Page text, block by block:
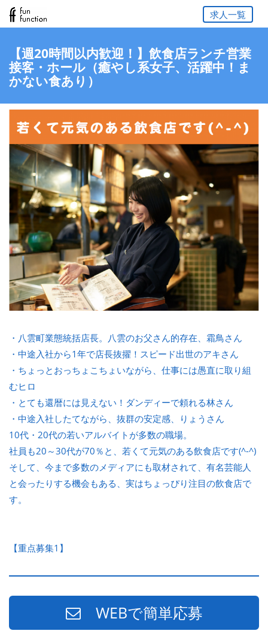
求人一覧
【週20時間以内歓迎！】飲食店ランチ営業
接客・ホール（癒やし系女子、活躍中！ま
かない食あり）
・八雲町業態統括店長。八雲のお父さん的存在、霜鳥さん
・中途入社から1年で店長抜擢！スピード出世のアキさん
・ちょっとおっちょこちょいながら、仕事には愚直に取り組
むヒロ
・とても還暦には見えない！ダンディーで頼れる林さん
・中途入社したてながら、抜群の安定感、りょうさん
10代・20代の若いアルバイトが多数の職場。
社員も20～30代が70％と、若くて元気のある飲食店です(^-^)
そして、今まで多数のメディアにも取材されて、有名芸能人
と会ったりする機会もある、実はちょっぴり注目の飲食店で
す。
【重点募集1】
WEBで簡単応募